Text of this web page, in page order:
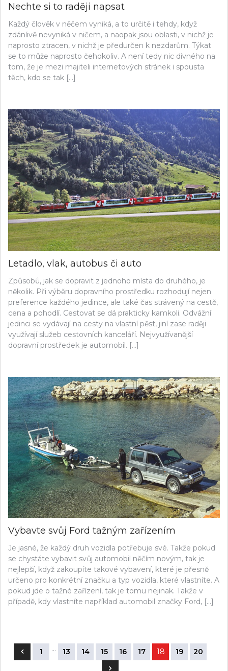
Nechte si to raději napsat
Každý člověk v něčem vyniká, a to určitě i tehdy, když
zdánlivě nevyniká v ničem, a naopak jsou oblasti, v nichž je
naprosto ztracen, v nichž je předurčen k nezdarům. Týkat
se to může naprosto čehokoliv. A není tedy nic divného na
tom, že je mezi majiteli internetových stránek i spousta
těch, kdo se tak […]
Letadlo, vlak, autobus či auto
Způsobů, jak se dopravit z jednoho místa do druhého, je
několik. Při výběru dopravního prostředku rozhodují nejen
preference každého jedince, ale také čas strávený na cestě,
cena a pohodlí. Cestovat se dá prakticky kamkoli. Odvážní
jedinci se vydávají na cesty na vlastní pěst, jiní zase raději
využívají služeb cestovních kanceláří. Nejvyužívanější
dopravní prostředek je automobil. […]
Vybavte svůj Ford tažným zařízením
Je jasné, že každý druh vozidla potřebuje své. Takže pokud
se chystáte vybavit svůj automobil něčím novým, tak je
nejlepší, když zakoupíte takové vybavení, které je přesně
určeno pro konkrétní značku a typ vozidla, které vlastníte. A
pokud jde o tažné zařízení, tak je tomu nejinak. Takže v
případě, kdy vlastníte například automobil značky Ford, […]
Stránkování
příspěvků
1 … 13 14 15 16 17 18 19 20